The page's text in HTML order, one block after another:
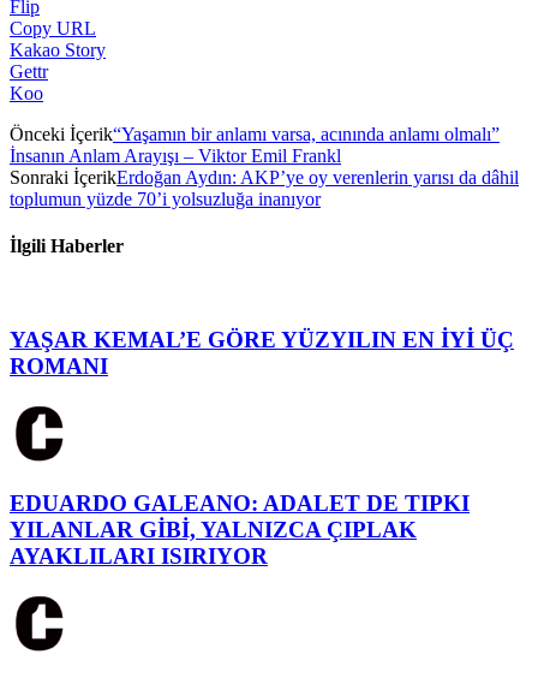
Flip
Copy URL
Kakao Story
Gettr
Koo
Önceki İçerik“Yaşamın bir anlamı varsa, acınında anlamı olmalı”
İnsanın Anlam Arayışı – Viktor Emil Frankl
Sonraki İçerikErdoğan Aydın: AKP’ye oy verenlerin yarısı da dâhil
toplumun yüzde 70’i yolsuzluğa inanıyor
İlgili Haberler
YAŞAR KEMAL’E GÖRE YÜZYILIN EN İYİ ÜÇ
ROMANI
EDUARDO GALEANO: ADALET DE TIPKI
YILANLAR GİBİ, YALNIZCA ÇIPLAK
AYAKLILARI ISIRIYOR